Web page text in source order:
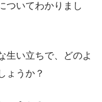
ついてわかりまし
生い立ちで、どのよ
ょうか？